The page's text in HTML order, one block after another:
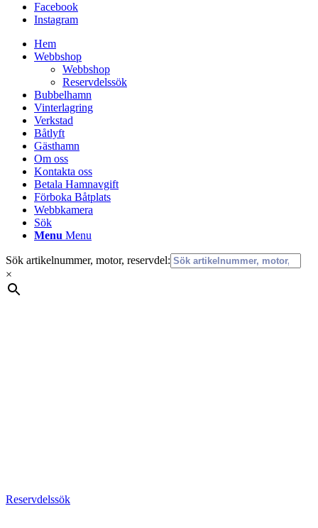
Facebook
Instagram
Hem
Webbshop
Webbshop
Reservdelssök
Bubbelhamn
Vinterlagring
Verkstad
Båtlyft
Gästhamn
Om oss
Kontakta oss
Betala Hamnavgift
Förboka Båtplats
Webbkamera
Sök
Menu Menu
Sök artikelnummer, motor, reservdel:
×
Reservdelssök